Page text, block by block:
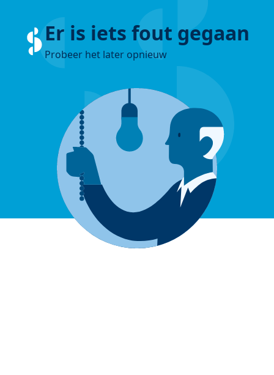
Er is iets fout gegaan
Probeer het later opnieuw